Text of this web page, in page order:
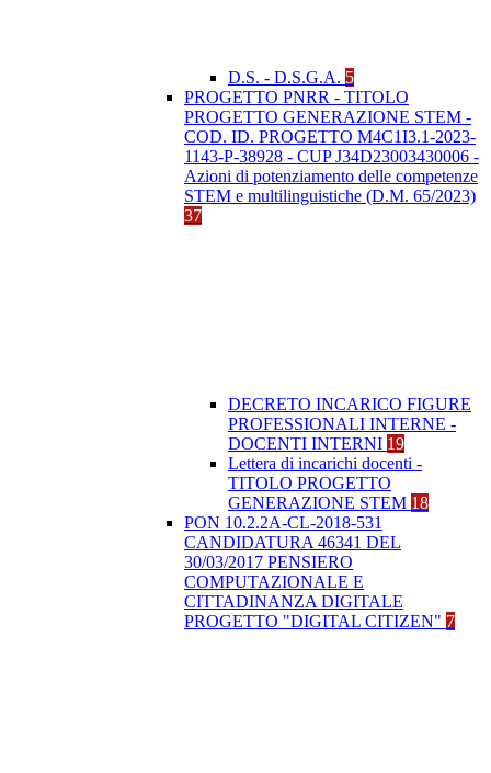
D.S. - D.S.G.A. 5
PROGETTO PNRR - TITOLO
PROGETTO GENERAZIONE STEM -
COD. ID. PROGETTO M4C1I3.1-2023-
1143-P-38928 - CUP J34D23003430006 -
Azioni di potenziamento delle competenze
STEM e multilinguistiche (D.M. 65/2023)
37
DECRETO INCARICO FIGURE
PROFESSIONALI INTERNE -
DOCENTI INTERNI 19
Lettera di incarichi docenti -
TITOLO PROGETTO
GENERAZIONE STEM 18
PON 10.2.2A-CL-2018-531
CANDIDATURA 46341 DEL
30/03/2017 PENSIERO
COMPUTAZIONALE E
CITTADINANZA DIGITALE
PROGETTO "DIGITAL CITIZEN" 7